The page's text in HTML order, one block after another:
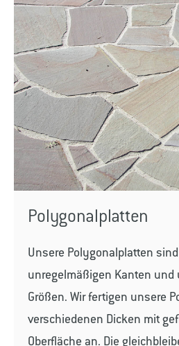
Polygonalplatten
Unsere Polygonalplatten
unregelmäßigen Kanten und
Größen. Wir fertigen unsere
verschiedenen Dicken mit
Oberfläche an. Die